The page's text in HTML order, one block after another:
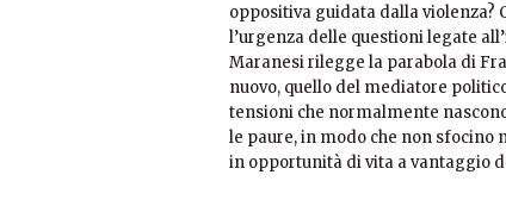
oppositiva guidata dalla violenza?
l’urgenza delle questioni legate
Maranesi rilegge la parabola di
nuovo, quello del mediatore
tensioni che normalmente
le paure, in modo che non
in opportunità di vita a vantaggio